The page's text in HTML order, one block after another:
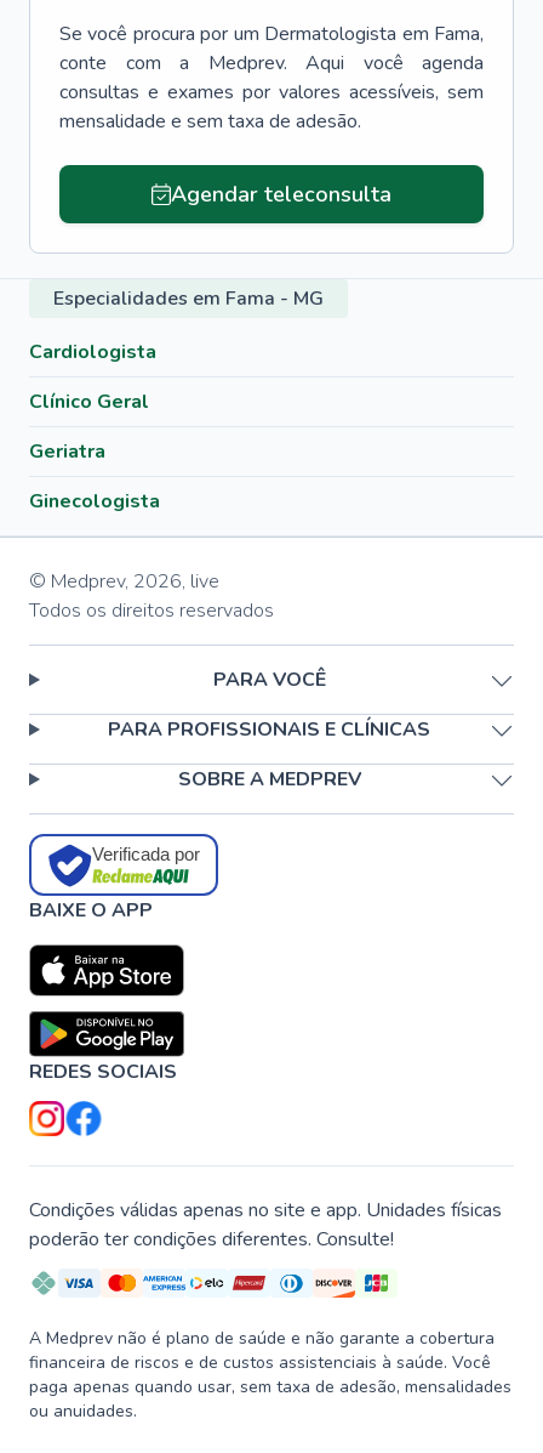
Se você procura por um Dermatologista em Fama,
conte com a Medprev. Aqui você agenda
consultas e exames por valores acessíveis, sem
mensalidade e sem taxa de adesão.
Agendar teleconsulta
Especialidades em Fama - MG
Cardiologista
Clínico Geral
Geriatra
Ginecologista
© Medprev, 2026, live
Todos os direitos reservados
PARA VOCÊ
PARA PROFISSIONAIS E CLÍNICAS
SOBRE A MEDPREV
Verificada por
BAIXE O APP
REDES SOCIAIS
Condições válidas apenas no site e app. Unidades físicas
poderão ter condições diferentes. Consulte!
A Medprev não é plano de saúde e não garante a cobertura
financeira de riscos e de custos assistenciais à saúde. Você
paga apenas quando usar, sem taxa de adesão, mensalidades
ou anuidades.